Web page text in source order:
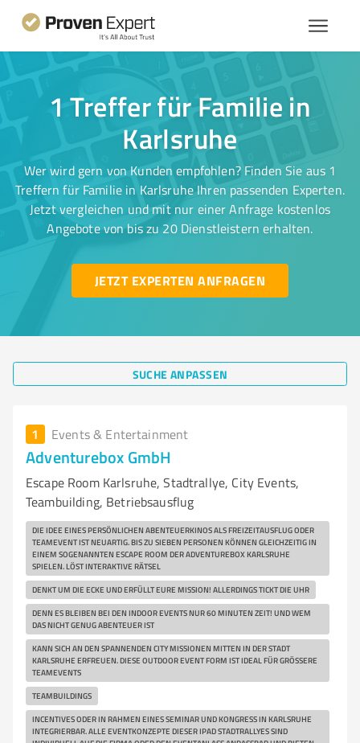
1 Treffer für Familie in
Karlsruhe
Wer wird gern von Kunden empfohlen? Finden Sie aus 1
Treffern für Familie in Karlsruhe Ihren passenden Experten.
Jetzt vergleichen und mit nur einer Anfrage kostenlos
Angebote von bis zu 20 Dienstleistern erhalten.
JETZT EXPERTEN ANFRAGEN
SUCHE ANPASSEN
1 Events & Entertainment
Adventurebox GmbH
Escape Room Karlsruhe, Stadtrallye, City Events,
Teambuilding, Betriebsausflug
DIE IDEE EINES PERSÖNLICHEN ABENTEUERKINOS ALS FREIZEITAUSFLUG ODER
TEAMEVENT IST NEUARTIG. BIS ZU SIEBEN PERSONEN KÖNNEN GLEICHZEITIG IN
EINEM SOGENANNTEN ESCAPE ROOM DER ADVENTUREBOX KARLSRUHE
SPIELEN. LÖST INTERAKTIVE RÄTSEL
DENKT UM DIE ECKE UND ERFÜLLT EURE MISSION! ALLERDINGS TICKT DIE UHR
DENN ES BLEIBEN BEI DEN INDOOR EVENTS NUR 60 MINUTEN ZEIT! UND WEM
DAS NICHT GENUG ABENTEUER IST
KANN SICH AN DEN SPANNENDEN CITY MISSIONEN MITTEN IN DER STADT
KARLSRUHE ERFREUEN. DIESE OUTDOOR EVENT FORM IST IDEAL FÜR GRÖSSERE T
EAMEVENTS
TEAMBUILDINGS
INCENTIVES ODER IN RAHMEN EINES SEMINAR UND KONGRESS IN KARLSRUHE
INTEGRIERBAR. ALLE EVENTKONZEPTE DIESER IPAD STADTRALLYES SIND